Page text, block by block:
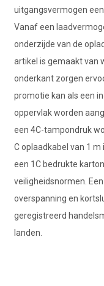
uitgangsvermogen
Vanaf een
onderzijde van de
artikel is gemaakt van
onderkant zorgen
promotie kan als een
oppervlak worden
een 4C-tampondruk
C oplaadkabel van 1
een 1C bedrukte
veiligheidsnormen.
overspanning en
geregistreerd
landen.